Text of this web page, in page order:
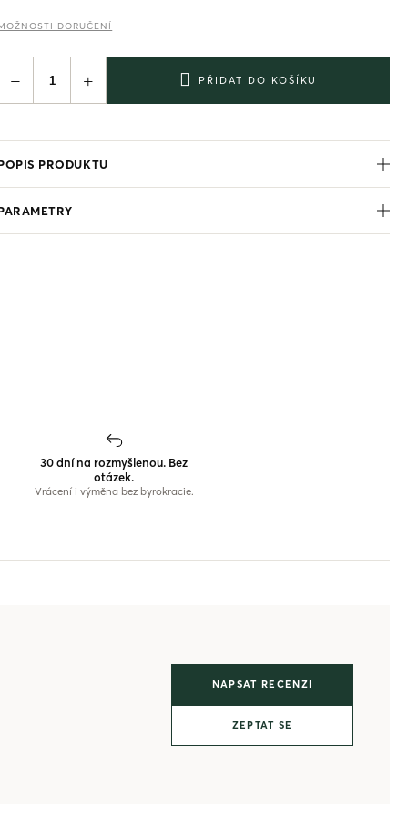
DORUČENÍ
+
− PŘIDAT DO KOŠÍKU
PRODUKTU
30 dní na rozmyšlenou. Bez
otázek.
Vrácení i výměna bez byrokracie.
NAPSAT RECENZI
ZEPTAT SE